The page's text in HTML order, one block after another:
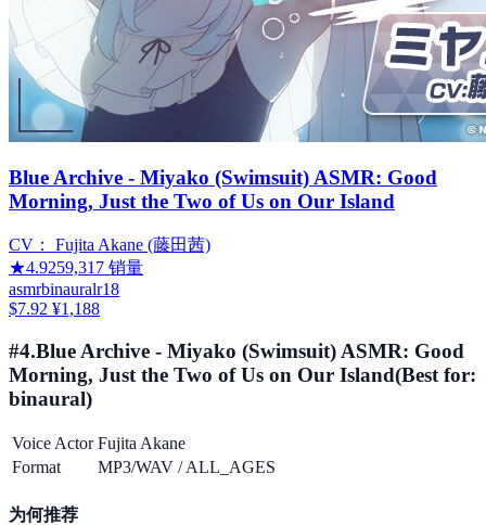
Blue Archive - Miyako (Swimsuit) ASMR: Good
Morning, Just the Two of Us on Our Island
CV：
Fujita Akane (藤田茜)
★4.9259,317 销量
asmrbinauralr18
$7.92 ¥1,188
#4.Blue Archive - Miyako (Swimsuit) ASMR: Good
Morning, Just the Two of Us on Our Island(Best for:
binaural)
Voice Actor Fujita Akane
Format
MP3/WAV /ALL_AGES
为何推荐